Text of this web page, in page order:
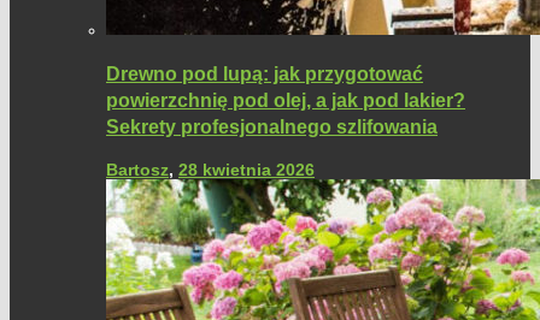
Drewno pod lupą: jak przygotować
powierzchnię pod olej, a jak pod lakier?
Sekrety profesjonalnego szlifowania
Bartosz, 28 kwietnia 2026